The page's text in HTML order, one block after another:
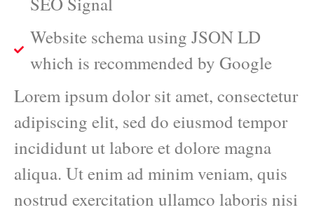
Website schema using JSON LD
which is recommended by Google
Lorem ipsum dolor sit amet, consectetur
adipiscing elit, sed do eiusmod tempor
incididunt ut labore et dolore magna
aliqua. Ut enim ad minim veniam, quis
nostrud exercitation ullamco laboris nisi